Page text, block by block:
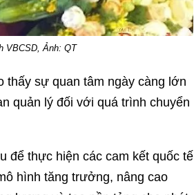
VBCSD, Ảnh: QT
thấy sự quan tâm ngày càng lớn
quản lý đối với quá trình chuyển
để thực hiện các cam kết quốc tế
hình tăng trưởng, nâng cao